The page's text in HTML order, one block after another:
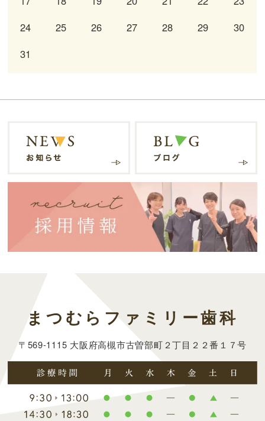
24
25 26 27 28 29
30
31
まつむらファミリー歯科
〒569-1115 大阪府高槻市古曽部町２丁目２２番１７号